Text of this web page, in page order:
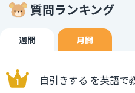
質問ランキング
週間 月間
自引きする を英語で